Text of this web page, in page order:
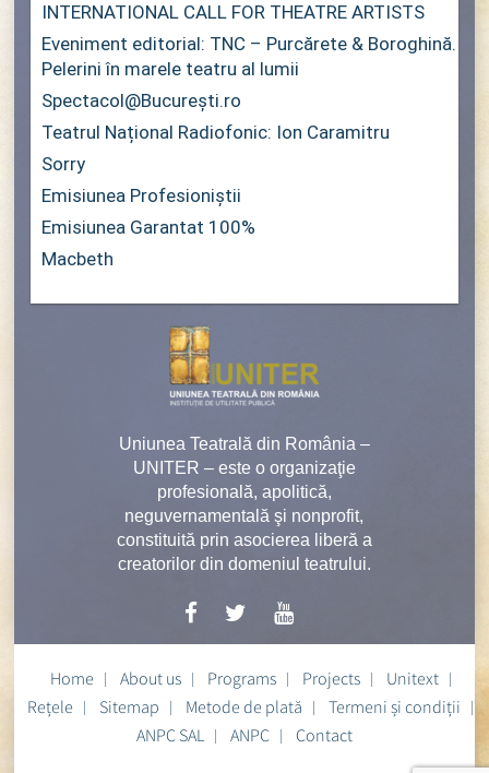
INTERNATIONAL CALL FOR THEATRE ARTISTS
Eveniment editorial: TNC – Purcărete & Boroghină.
Pelerini în marele teatru al lumii
Spectacol@București.ro
Teatrul Național Radiofonic: Ion Caramitru
Sorry
Emisiunea Profesioniștii
Emisiunea Garantat 100%
Macbeth
Uniunea Teatrală din România –
UNITER – este o organizaţie
profesională, apolitică,
neguvernamentală şi nonprofit,
constituită prin asocierea liberă a
creatorilor din domeniul teatrului.
Home About us Programs Projects
Unitext
Rețele
Sitemap Metode de plată
Termeni și condiții
ANPC SAL
ANPC Contact